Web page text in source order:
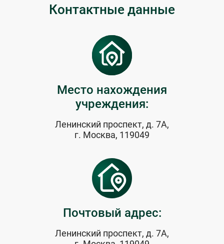
Контактные данные
Место нахождения
учреждения:
Ленинский проспект, д. 7А,
г. Москва, 119049
Почтовый адрес:
Ленинский проспект, д. 7А,